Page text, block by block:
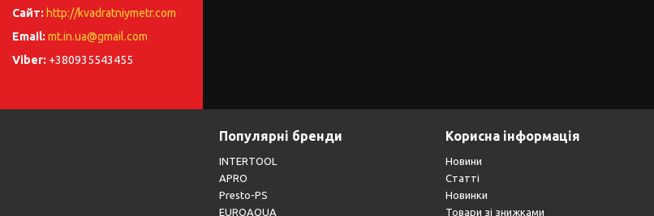
http://kvadratniymetr.com
mt.in.ua@gmail.com
+380935543455
Популярні бренди
INTERTOOL
APRO
Presto-PS
EUROAQUA
Корисна інформація
Новини
Статті
Новинки
Товари зі знижками